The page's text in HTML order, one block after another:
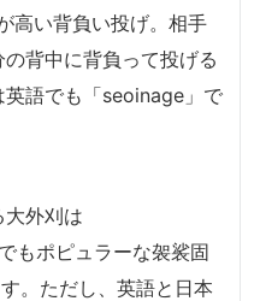
高い背負い投げ。相手
背中に背負って投げる
語でも「seoinage」で
大外刈は
もポピュラーな袈裟固
。ただし、英語と日本